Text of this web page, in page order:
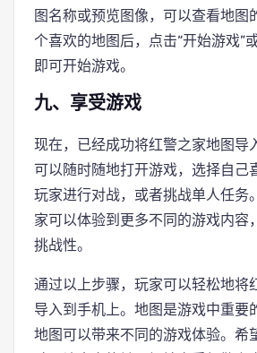
图名称或预览图像，可以查看地图
个喜欢的地图后，点击“开始游戏”
即可开始游戏。
九、享受游戏
现在，已经成功将红警之家地图导
可以随时随地打开游戏，选择自己
玩家进行对战，或者挑战单人任务
家可以体验到更多不同的游戏内容
挑战性。
通过以上步骤，玩家可以轻松地将
导入到手机上。地图是游戏中重要
地图可以带来不同的游戏体验。希